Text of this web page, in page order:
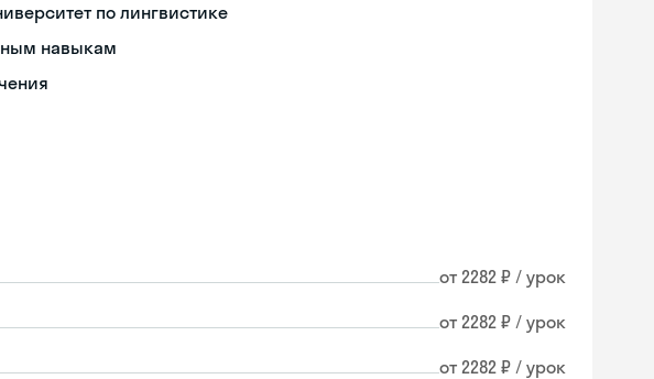
по лингвистике
навыкам
от 2282 ₽ / урок
от 2282 ₽ / урок
от 2282 ₽ / урок